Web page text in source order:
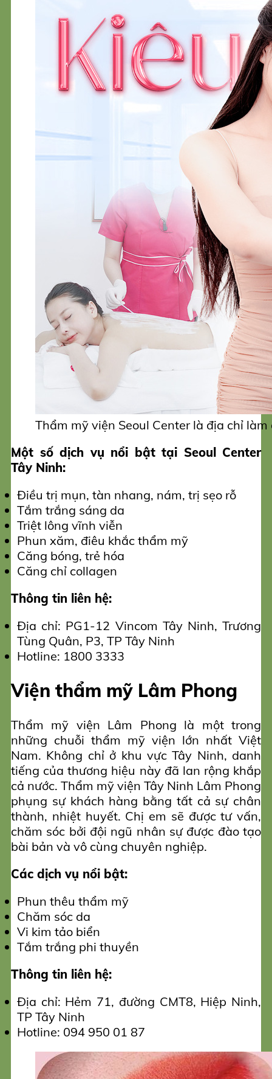
Thẩm mỹ viện Seoul Center là địa chỉ
Một số dịch vụ nổi bật tại Seoul Center
Tây Ninh:
Điều trị mụn, tàn nhang, nám, trị sẹo rỗ
Tắm trắng sáng da
Triệt lông vĩnh viễn
Phun xăm, điêu khắc thẩm mỹ
Căng bóng, trẻ hóa
Căng chỉ collagen
Thông tin liên hệ:
Địa chỉ: PG1-12 Vincom Tây Ninh, Trương
Tùng Quân, P3, TP Tây Ninh
Hotline: 1800 3333
Viện thẩm mỹ Lâm Phong
Thẩm mỹ viện Lâm Phong là một trong
những chuỗi thẩm mỹ viện lớn nhất Việt
Nam. Không chỉ ở khu vực Tây Ninh, danh
tiếng của thương hiệu này đã lan rộng khắp
cả nước. Thẩm mỹ viện Tây Ninh Lâm Phong
phụng sự khách hàng bằng tất cả sự chân
thành, nhiệt huyết. Chị em sẽ được tư vấn,
chăm sóc bởi đội ngũ nhân sự được đào tạo
bài bản và vô cùng chuyên nghiệp.
Các dịch vụ nổi bật:
Phun thêu thẩm mỹ
Chăm sóc da
Vi kim tảo biển
Tắm trắng phi thuyền
Thông tin liên hệ:
Địa chỉ: Hẻm 71, đường CMT8, Hiệp Ninh,
TP Tây Ninh
Hotline: 094 950 01 87